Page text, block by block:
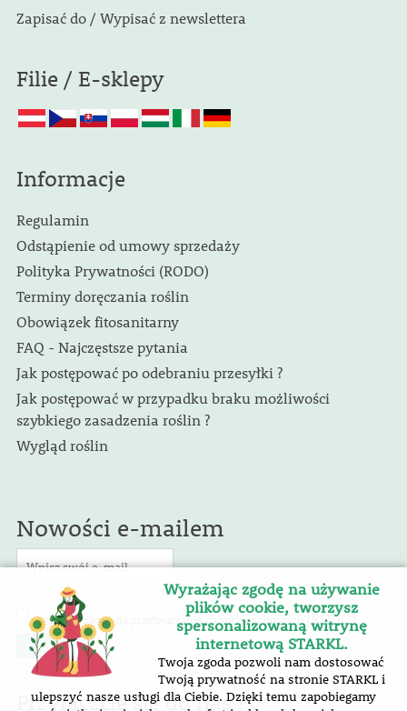
Zapisać do / Wypisać z newslettera
Filie / E-sklepy
Informacje
Regulamin
Odstąpienie od umowy sprzedaży
Polityka Prywatności (RODO)
Terminy doręczania roślin
Obowiązek fitosanitarny
FAQ - Najczęstsze pytania
Jak postępować po odebraniu przesyłki ?
Jak postępować w przypadku braku możliwości
szybkiego zasadzenia roślin ?
Wygląd roślin
Nowości e-mailem
Wyrażam zgodę na przetwarzanie danych osobowych (RODO)
Przyłączcie się do nas !
Wyrażając zgodę na używanie
plików cookie, tworzysz
spersonalizowaną witrynę
internetową STARKL.
Twoja zgoda pozwoli nam dostosować
Twoją prywatność na stronie STARKL i
ulepszyć nasze usługi dla Ciebie. Dzięki temu zapobiegamy